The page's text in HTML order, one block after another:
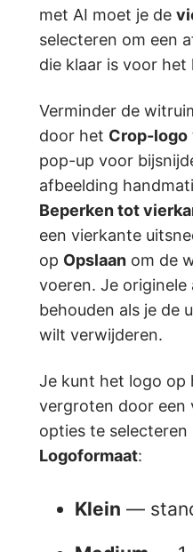
met AI moet je de
selecteren om een
die klaar is voor het
Verminder de
door het Crop-logo
pop-up voor
afbeelding
Beperken tot
een vierkante
op Opslaan om de
voeren. Je
behouden als je de
wilt verwijderen.
Je kunt het logo op
vergroten door een
opties te selecteren
Logoformaat:
Klein —